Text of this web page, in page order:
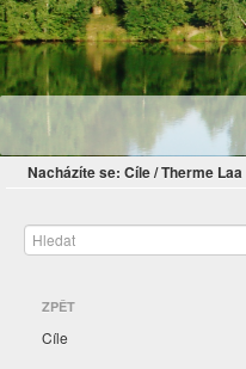
Nacházíte se: Cíle/Therme Laa
ZPĚT
Cíle